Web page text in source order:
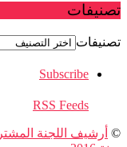
تصنيفات
تصنيفات
Subscribe
RSS Feeds
© أرشيف اللجنة